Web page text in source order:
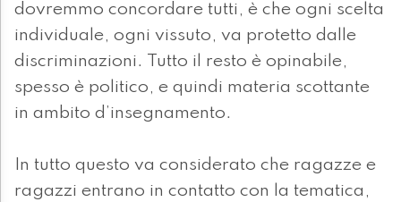
dovremmo concordare tutti, è che ogni scelta
individuale, ogni vissuto, va protetto dalle
discriminazioni. Tutto il resto è opinabile,
spesso è politico, e quindi materia scottante
in ambito d’insegnamento.
In tutto questo va considerato che ragazze e
ragazzi entrano in contatto con la tematica,